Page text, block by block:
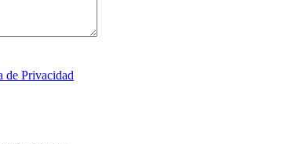
de Privacidad